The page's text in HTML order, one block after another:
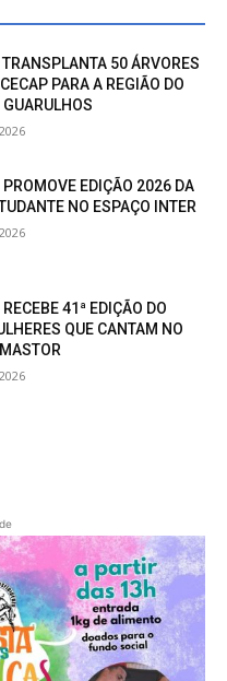
TRANSPLANTA 50 ÁRVORES
PARA A REGIÃO DO
GUARULHOS
PROMOVE EDIÇÃO 2026 DA
NO ESPAÇO INTER
41ª EDIÇÃO DO
QUE CANTAM NO